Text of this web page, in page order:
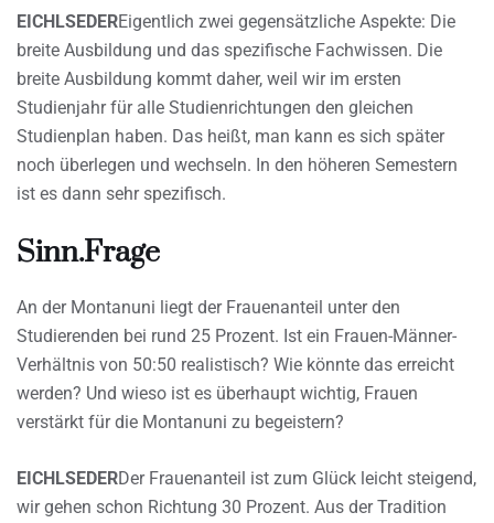
EICHLSEDEREigentlich zwei gegensätzliche Aspekte: Die
breite Ausbildung und das spezifische Fachwissen. Die
breite Ausbildung kommt daher, weil wir im ersten
Studienjahr für alle Studienrichtungen den gleichen
Studienplan haben. Das heißt, man kann es sich später
noch überlegen und wechseln. In den höheren Semestern
ist es dann sehr spezifisch.
Sinn.Frage
An der Montanuni liegt der Frauenanteil unter den
Studierenden bei rund 25 Prozent. Ist ein Frauen-Männer-
Verhältnis von 50:50 realistisch? Wie könnte das erreicht
werden? Und wieso ist es überhaupt wichtig, Frauen
verstärkt für die Montanuni zu begeistern?
EICHLSEDERDer Frauenanteil ist zum Glück leicht steigend,
wir gehen schon Richtung 30 Prozent. Aus der Tradition